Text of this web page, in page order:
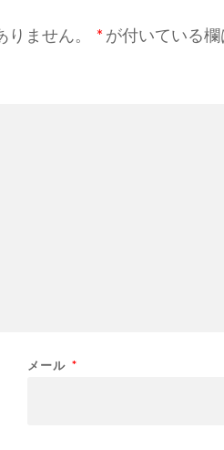
ません。 * が付いている
メール *